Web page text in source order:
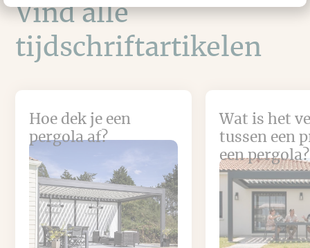
Vind alle
tijdschriftartikelen
Hoe dek je een
pergola af?
Wat is het
tussen een
een pergola?